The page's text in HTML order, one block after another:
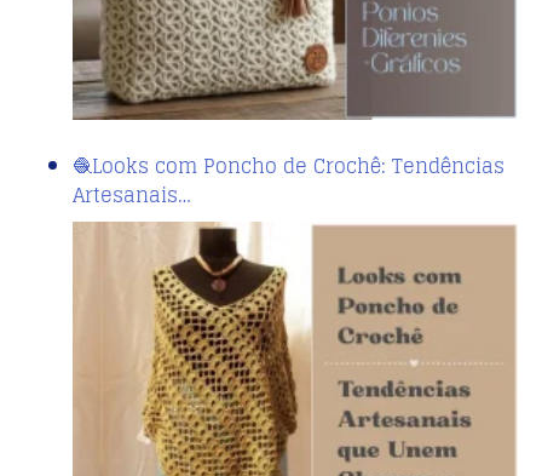
🧶Looks com Poncho de Crochê: Tendências
Artesanais…